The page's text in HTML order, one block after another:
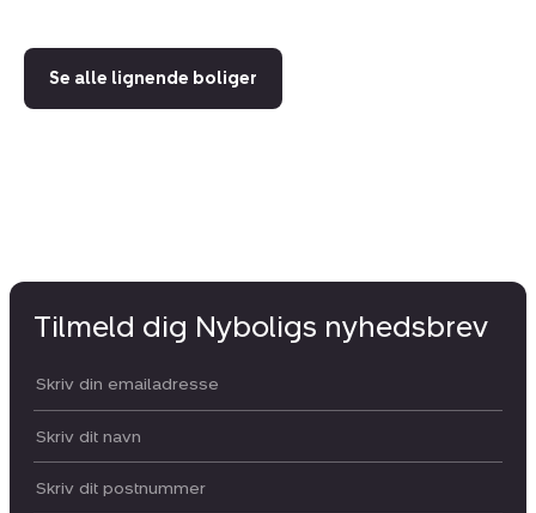
Se alle lignende boliger
Tilmeld dig Nyboligs nyhedsbrev
Din email:
Dit navn:
Postnummer